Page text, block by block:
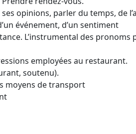
opinions, parler du temps, de
événement, d’un sentiment
L’instrumental des pronoms
employées au restaurant.
soutenu).
moyens de transport